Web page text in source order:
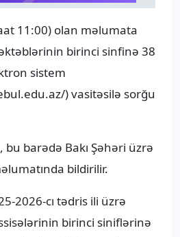
11:00) olan məlumata
birinci sinfinə 38
sistem
) vasitəsilə sorğu
barədə Bakı Şəhəri üzrə
bildirilir.
2026-cı tədris ili üzrə
birinci siniflərinə